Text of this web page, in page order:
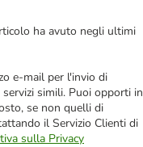
ha avuto negli ultimi
e-mail per l'invio di
simili. Puoi opporti in
se non quelli di
il Servizio Clienti di
sulla Privacy